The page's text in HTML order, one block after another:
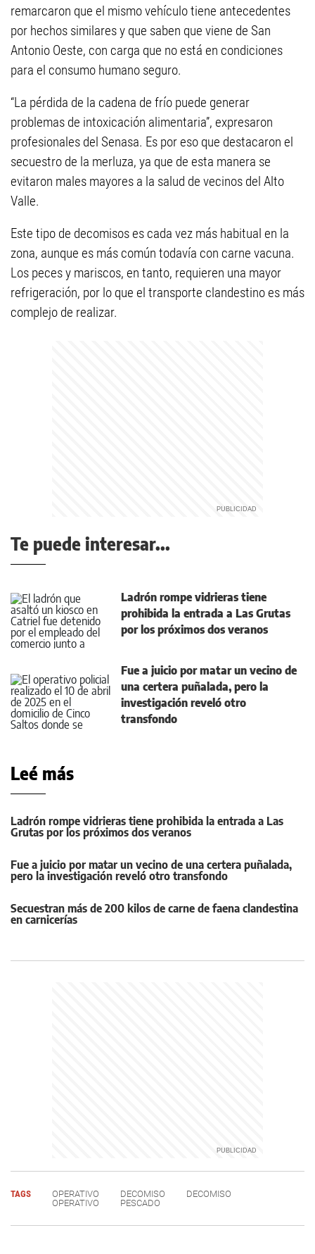
remarcaron que el mismo vehículo tiene antecedentes
por hechos similares y que saben que viene de San
Antonio Oeste, con carga que no está en condiciones
para el consumo humano seguro.
“La pérdida de la cadena de frío puede generar
problemas de intoxicación alimentaria”, expresaron
profesionales del Senasa. Es por eso que destacaron el
secuestro de la merluza, ya que de esta manera se
evitaron males mayores a la salud de vecinos del Alto
Valle.
Este tipo de decomisos es cada vez más habitual en la
zona, aunque es más común todavía con carne vacuna.
Los peces y mariscos, en tanto, requieren una mayor
refrigeración, por lo que el transporte clandestino es más
complejo de realizar.
Te puede interesar...
Ladrón rompe vidrieras tiene
prohibida la entrada a Las Grutas
por los próximos dos veranos
Fue a juicio por matar un vecino de
una certera puñalada, pero la
investigación reveló otro
transfondo
Leé más
Ladrón rompe vidrieras tiene prohibida la entrada a Las
Grutas por los próximos dos veranos
Fue a juicio por matar un vecino de una certera puñalada,
pero la investigación reveló otro transfondo
Secuestran más de 200 kilos de carne de faena clandestina
en carnicerías
TAGS OPERATIVO DECOMISO
DECOMISO
OPERATIVO
PESCADO